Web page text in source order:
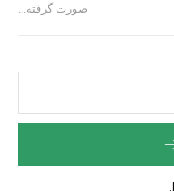
صورت گرفته...
.